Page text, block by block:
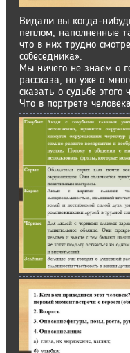
Видали вы когда-
пеплом, наполненные
что в них трудно
собеседника».
Мы ничего не знаем о
рассказа, но уже о
сказать о судьбе этого
Что в портрете